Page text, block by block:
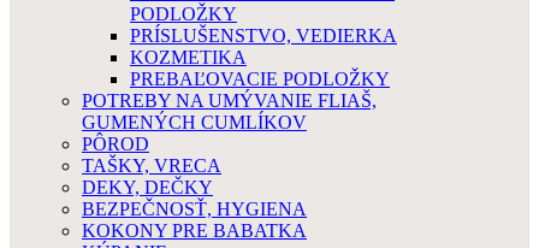
PODLOŽKY
PRÍSLUŠENSTVO, VEDIERKA
KOZMETIKA
PREBAĽOVACIE PODLOŽKY
POTREBY NA UMÝVANIE FLIAŠ,
GUMENÝCH CUMLÍKOV
PÔROD
TAŠKY, VRECA
DEKY, DEČKY
BEZPEČNOSŤ, HYGIENA
KOKONY PRE BABATKA